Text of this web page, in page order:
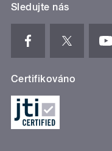
Sledujte nás
Certifikováno